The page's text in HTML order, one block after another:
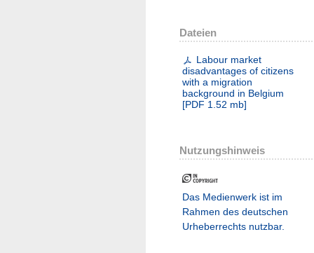
Dateien
Labour market
disadvantages of citizens
with a migration
background in Belgium
[PDF 1.52 mb]
Nutzungshinweis
Das Medienwerk ist im
Rahmen des deutschen
Urheberrechts nutzbar.